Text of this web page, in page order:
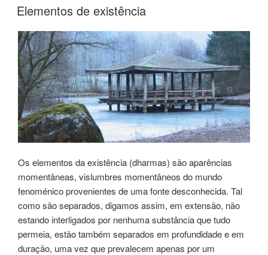
Elementos de existência
Os elementos da existência (dharmas) são aparências
momentâneas, vislumbres momentâneos do mundo
fenoménico provenientes de uma fonte desconhecida. Tal
como são separados, digamos assim, em extensão, não
estando interligados por nenhuma substância que tudo
permeia, estão também separados em profundidade e em
duração, uma vez que prevalecem apenas por um